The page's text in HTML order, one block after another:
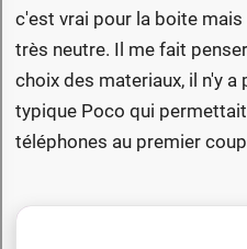
c'est vrai pour la boite
très neutre. Il me fait
choix des materiaux, il n'y
typique Poco qui
téléphones au premier